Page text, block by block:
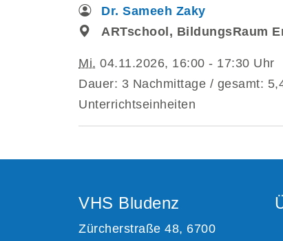
Dr. Sameeh Zaky
ARTschool, BildungsRaum
Mi. 04.11.2026, 16:00 - 17:30 Uhr
Dauer: 3 Nachmittage / gesamt:
Unterrichtseinheiten
VHS Bludenz
Zürcherstraße 48, 6700